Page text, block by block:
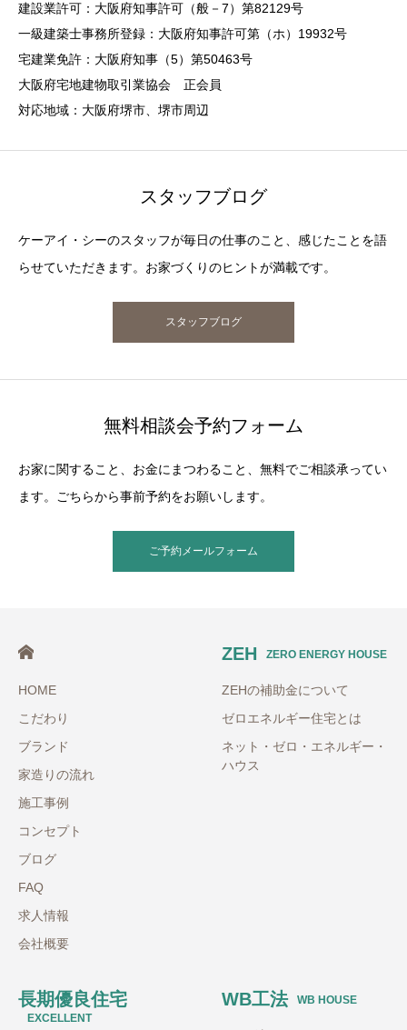
建設業許可：大阪府知事許可（般－7）第82129号
一級建築士事務所登録：大阪府知事許可第（ホ）19932号
宅建業免許：大阪府知事（5）第50463号
大阪府宅地建物取引業協会 正会員
対応地域：大阪府堺市、堺市周辺
スタッフブログ
ケーアイ・シーのスタッフが毎日の仕事のこと、感じたことを語
らせていただきます。お家づくりのヒントが満載です。
スタッフブログ
無料相談会予約フォーム
お家に関すること、お金にまつわること、無料でご相談承ってい
ます。ごちらから事前予約をお願いします。
ご予約メールフォーム
HOME
こだわり
ブランド
家造りの流れ
施工事例
コンセプト
ブログ
FAQ
求人情報
会社概要
ZEH ZERO ENERGY HOUSE
ZEHの補助金について
ゼロエネルギー住宅とは
ネット・ゼロ・エネルギー・
ハウス
長期優良住宅
EXCELLENT
WB工法 WB HOUSE